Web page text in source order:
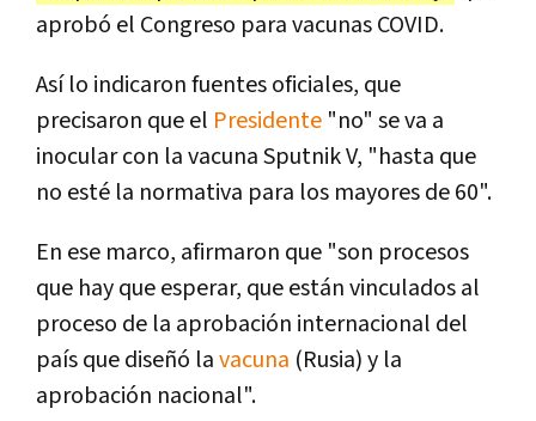
aprobó el Congreso para vacunas COVID.
Así lo indicaron fuentes oficiales, que
precisaron que el Presidente "no" se va a
inocular con la vacuna Sputnik V, "hasta que
no esté la normativa para los mayores de 60".
En ese marco, afirmaron que "son procesos
que hay que esperar, que están vinculados al
proceso de la aprobación internacional del
país que diseñó lavacuna (Rusia) y la
aprobación nacional".